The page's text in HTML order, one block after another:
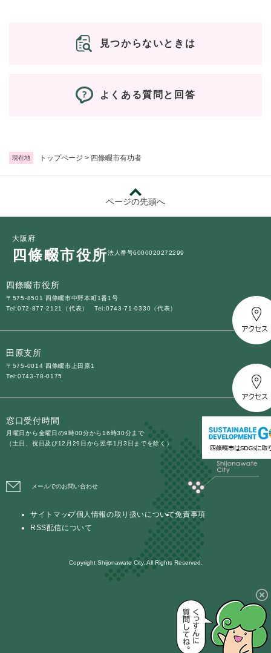
現在地 トップページ > 四條畷市有功者
見つからないときは
よくある質問と回答
ページの先頭へ
大阪府
四條畷市役所法人番号6000020272299
四條畷市役所
〒575-8501 四條畷市中野本町1番1号
Tel:072-877-2121（代表）
Tel:0743-71-0330（代表）
田原支所
〒575-0014 四條畷市上田原1
Tel:0743-78-0175
窓口受付時間
月曜日から金曜日の9時00分から16時30分まで
（土日、祝日及び12月29日から翌年1月3日までを除く）
メールでのお問い合わせ
サイトマップ個人情報の取り扱いについて免責事項
RSS配信について
Copyright Shijonawate City. All Rights Reserved.